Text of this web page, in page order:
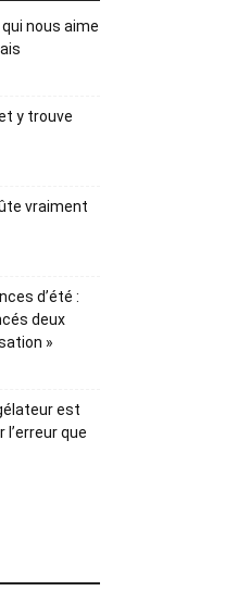
nous aime
y trouve
vraiment
d’été :
deux
»
est
que